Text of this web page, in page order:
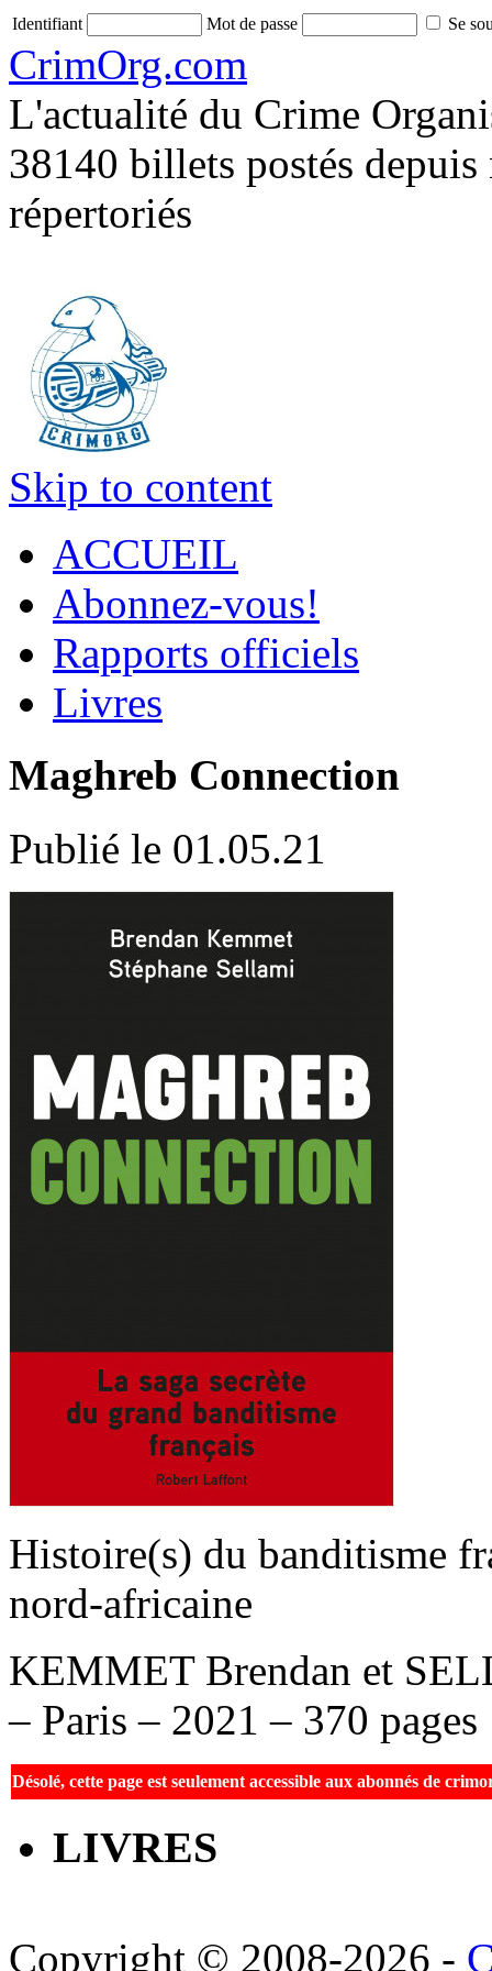
Identifiant Mot de passe Se
CrimOrg.com
L'actualité du Crime
38140 billets postés
répertoriés
Skip to content
ACCUEIL
Abonnez-vous!
Rapports officiels
Livres
Maghreb Connection
Publié le 01.05.21
Histoire(s) du banditisme
nord-africaine
KEMMET Brendan et
– Paris – 2021 – 370 pages
Désolé, cette page est seulement accessible aux abonnés de
LIVRES
Copyright © 2008-2026 -